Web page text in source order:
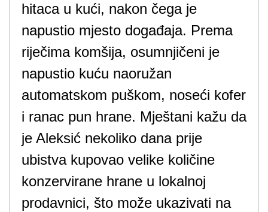
hitaca u kući, nakon čega je
napustio mjesto događaja. Prema
riječima komšija, osumnjičeni je
napustio kuću naoružan
automatskom puškom, noseći kofer
i ranac pun hrane. Mještani kažu da
je Aleksić nekoliko dana prije
ubistva kupovao velike količine
konzervirane hrane u lokalnoj
prodavnici, što može ukazivati na